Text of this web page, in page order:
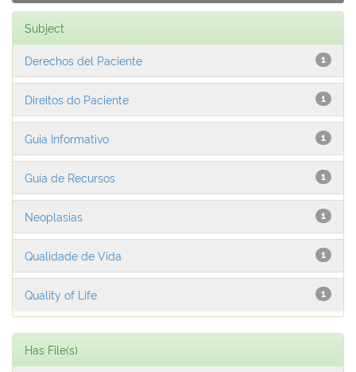
Subject
1
Derechos del Paciente
1
Direitos do Paciente
1
Guia Informativo
1
Guía de Recursos
1
Neoplasias
1
Qualidade de Vida
1
Quality of Life
Has File(s)